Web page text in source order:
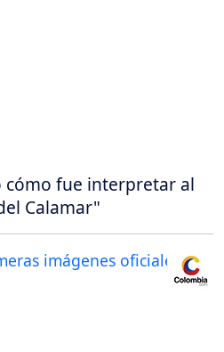
cómo fue interpretar al
Calamar"